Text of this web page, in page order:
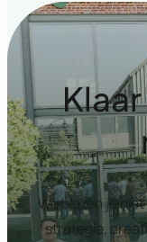
We blazen je
strategie,